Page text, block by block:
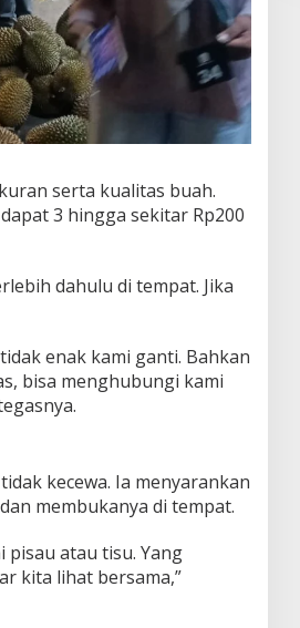
serta kualitas buah.
3 hingga sekitar Rp200
dahulu di tempat. Jika
enak kami ganti. Bahkan
bisa menghubungi kami
kecewa. Ia menyarankan
membukanya di tempat.
atau tisu. Yang
kita lihat bersama,”